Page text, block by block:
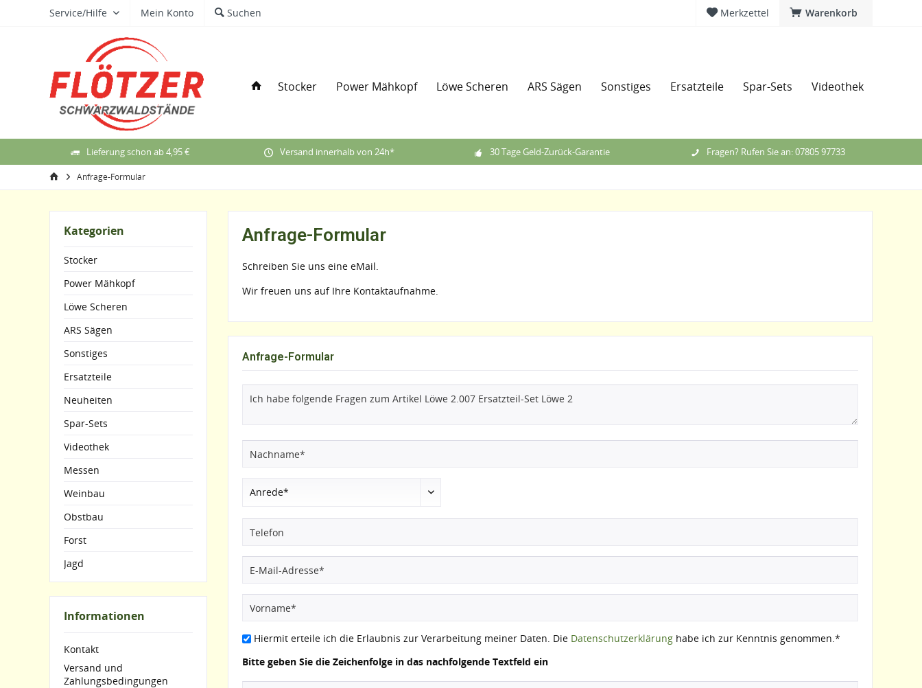
Warenkorb
Merkzettel
Service/Hilfe Mein Konto Suchen
Stocker Power Mähkopf Löwe Scheren ARS Sägen Sonstiges Ersatzteile Spar-Sets Videothek
Lieferung schon ab 4,95 € Versand innerhalb von 24h* 30 Tage Geld-Zurück-Garantie Fragen? Rufen Sie an: 07805 97733
Anfrage-Formular
Kategorien
Stocker
Power Mähkopf
Löwe Scheren
ARS Sägen
Sonstiges
Ersatzteile
Neuheiten
Spar-Sets
Videothek
Messen
Weinbau
Obstbau
Forst
Jagd
Informationen
Kontakt
Versand und
Zahlungsbedingungen
Anfrage-Formular
Schreiben Sie uns eine eMail.
Wir freuen uns auf Ihre Kontaktaufnahme.
Anfrage-Formular
Hiermit erteile ich die Erlaubnis zur Verarbeitung meiner Daten. Die Datenschutzerklärung habe ich zur Kenntnis genommen.*
Bitte geben Sie die Zeichenfolge in das nachfolgende Textfeld ein